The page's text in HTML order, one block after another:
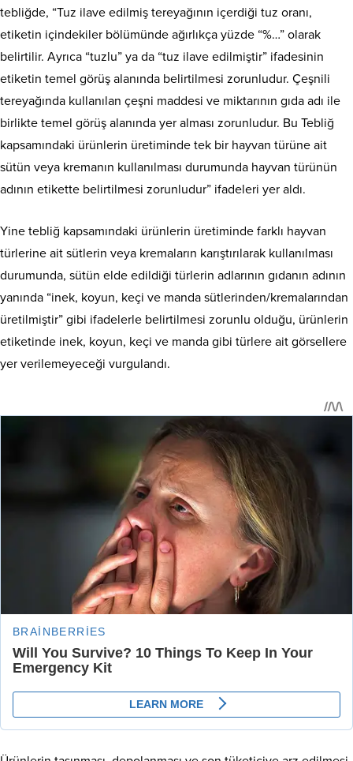
tebliğde, “Tuz ilave edilmiş tereyağının içerdiği tuz oranı,
etiketin içindekiler bölümünde ağırlıkça yüzde “%…” olarak
belirtilir. Ayrıca “tuzlu” ya da “tuz ilave edilmiştir” ifadesinin
etiketin temel görüş alanında belirtilmesi zorunludur. Çeşnili
tereyağında kullanılan çeşni maddesi ve miktarının gıda adı ile
birlikte temel görüş alanında yer alması zorunludur. Bu Tebliğ
kapsamındaki ürünlerin üretiminde tek bir hayvan türüne ait
sütün veya kremanın kullanılması durumunda hayvan türünün
adının etikette belirtilmesi zorunludur” ifadeleri yer aldı.
Yine tebliğ kapsamındaki ürünlerin üretiminde farklı hayvan
türlerine ait sütlerin veya kremaların karıştırılarak kullanılması
durumunda, sütün elde edildiği türlerin adlarının gıdanın adının
yanında “inek, koyun, keçi ve manda sütlerinden/kremalarından
üretilmiştir” gibi ifadelerle belirtilmesi zorunlu olduğu, ürünlerin
etiketinde inek, koyun, keçi ve manda gibi türlere ait görsellere
yer verilemeyeceği vurgulandı.